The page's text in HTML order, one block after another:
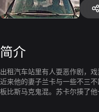
简介
出租汽车站里有人耍恶作剧，
近来他的妻子兰卡与一些不三
板比斯马克鬼混。苏卡尔揍了